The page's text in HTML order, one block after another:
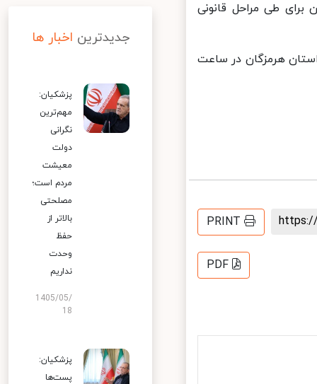
طی مراحل قانونی
هرمزگان در ساعت
PRINT
PDF
جدیدترین اخبار ها
پزشکیان:
مهم‌ترین
نگرانی
دولت
معیشت
مردم است؛
مصلحتی
بالاتر از
حفظ
وحدت
نداریم
1405/05/
18
پزشکیان:
پست‌ها